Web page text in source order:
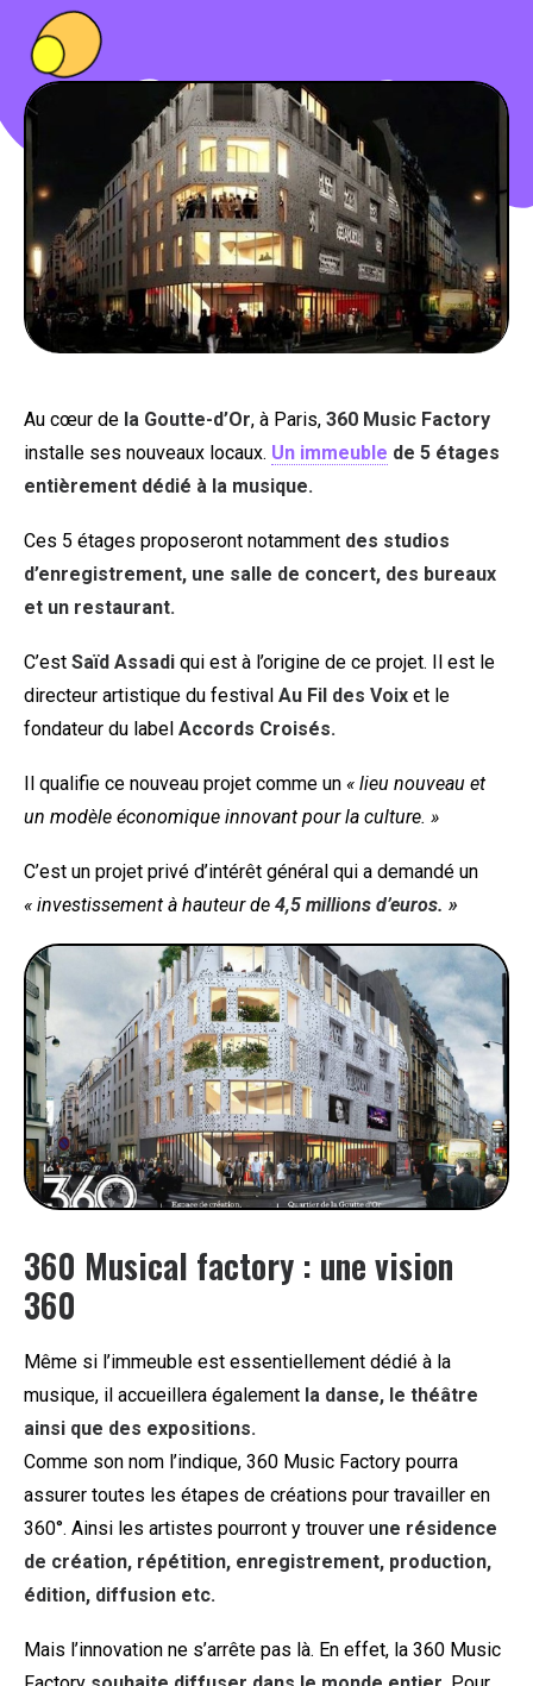
FOOD
BONS PLANS
SOUTENEZ KULTT
Au cœur de la Goutte-d’Or, à Paris, 360 Music Factory
installe ses nouveaux locaux. Un immeuble de 5 étages
entièrement dédié à la musique.
Ces 5 étages proposeront notamment des studios
d’enregistrement, une salle de concert, des bureaux
et un restaurant.
C’est Saïd Assadi qui est à l’origine de ce projet. Il est le
directeur artistique du festival Au Fil des Voix et le
fondateur du label Accords Croisés.
Il qualifie ce nouveau projet comme un « lieu nouveau et
un modèle économique innovant pour la culture. »
C’est un projet privé d’intérêt général qui a demandé un
« investissement à hauteur de 4,5 millions d’euros. »
360 Musical factory : une vision
360
Même si l’immeuble est essentiellement dédié à la
musique, il accueillera également la danse, le théâtre
ainsi que des expositions.
Comme son nom l’indique, 360 Music Factory pourra
assurer toutes les étapes de créations pour travailler en
360°. Ainsi les artistes pourront y trouver une résidence
de création, répétition, enregistrement, production,
édition, diffusion etc.
Mais l’innovation ne s’arrête pas là. En effet, la 360 Music